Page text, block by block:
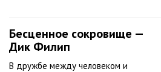
Бесценное сокровище —
Дик Филип
В дружбе между человеком и